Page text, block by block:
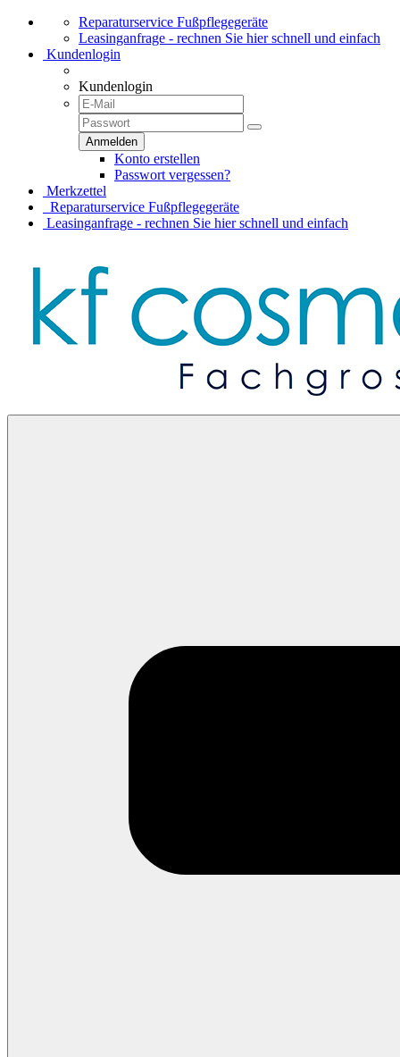
Reparaturservice Fußpflegegeräte
Leasinganfrage - rechnen Sie hier schnell und einfach
Kundenlogin
Kundenlogin
Konto erstellen
Passwort vergessen?
Merkzettel
Reparaturservice Fußpflegegeräte
Leasinganfrage - rechnen Sie hier schnell und einfach